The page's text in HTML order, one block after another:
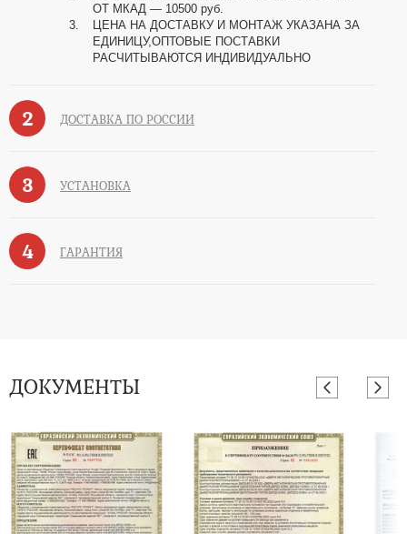
ОТ МКАД — 10500 руб.
ЦЕНА НА ДОСТАВКУ И МОНТАЖ УКАЗАНА ЗА
ЕДИНИЦУ,ОПТОВЫЕ ПОСТАВКИ
РАСЧИТЫВАЮТСЯ ИНДИВИДУАЛЬНО
2 ДОСТАВКА ПО РОССИИ
3 УСТАНОВКА
4 ГАРАНТИЯ
ДОКУМЕНТЫ